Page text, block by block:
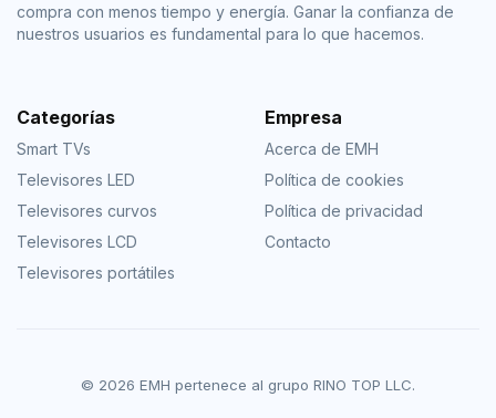
compra con menos tiempo y energía. Ganar la confianza de
nuestros usuarios es fundamental para lo que hacemos.
Categorías
Smart TVs
Televisores LED
Televisores curvos
Televisores LCD
Televisores portátiles
Empresa
Acerca de EMH
Política de cookies
Política de privacidad
Contacto
© 2026 EMH pertenece al grupo RINO TOP LLC.